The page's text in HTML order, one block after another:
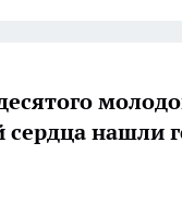
сердца нашли